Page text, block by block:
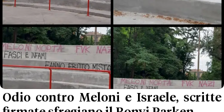
Odio contro Meloni e Israele, scritte